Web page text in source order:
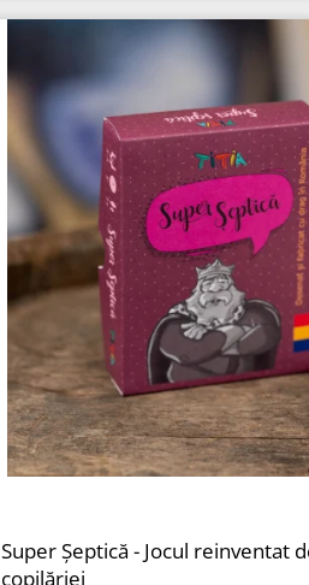
Super Șeptică - Jocul reinventat
copilăriei